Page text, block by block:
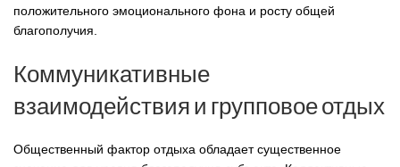
положительного эмоционального фона и росту общей
благополучия.
Коммуникативные
взаимодействия и групповое отдых
Общественный фактор отдыха обладает существенное